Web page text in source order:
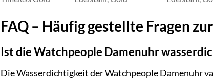
FAQ – Häufig gestellte Fragen
Ist die Watchpeople Damenuhr
Die Wasserdichtigkeit der Watchpeople Damenuhr